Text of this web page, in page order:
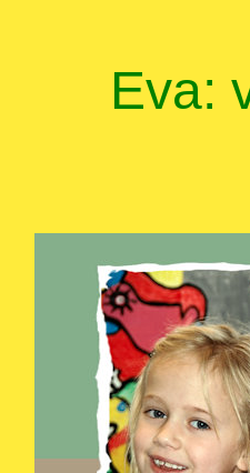
Eva: